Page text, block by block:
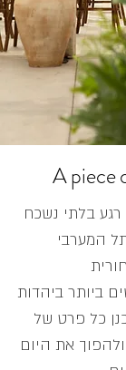
A piece
בלתי נשכח
המערבי
כל פרט של
את היום